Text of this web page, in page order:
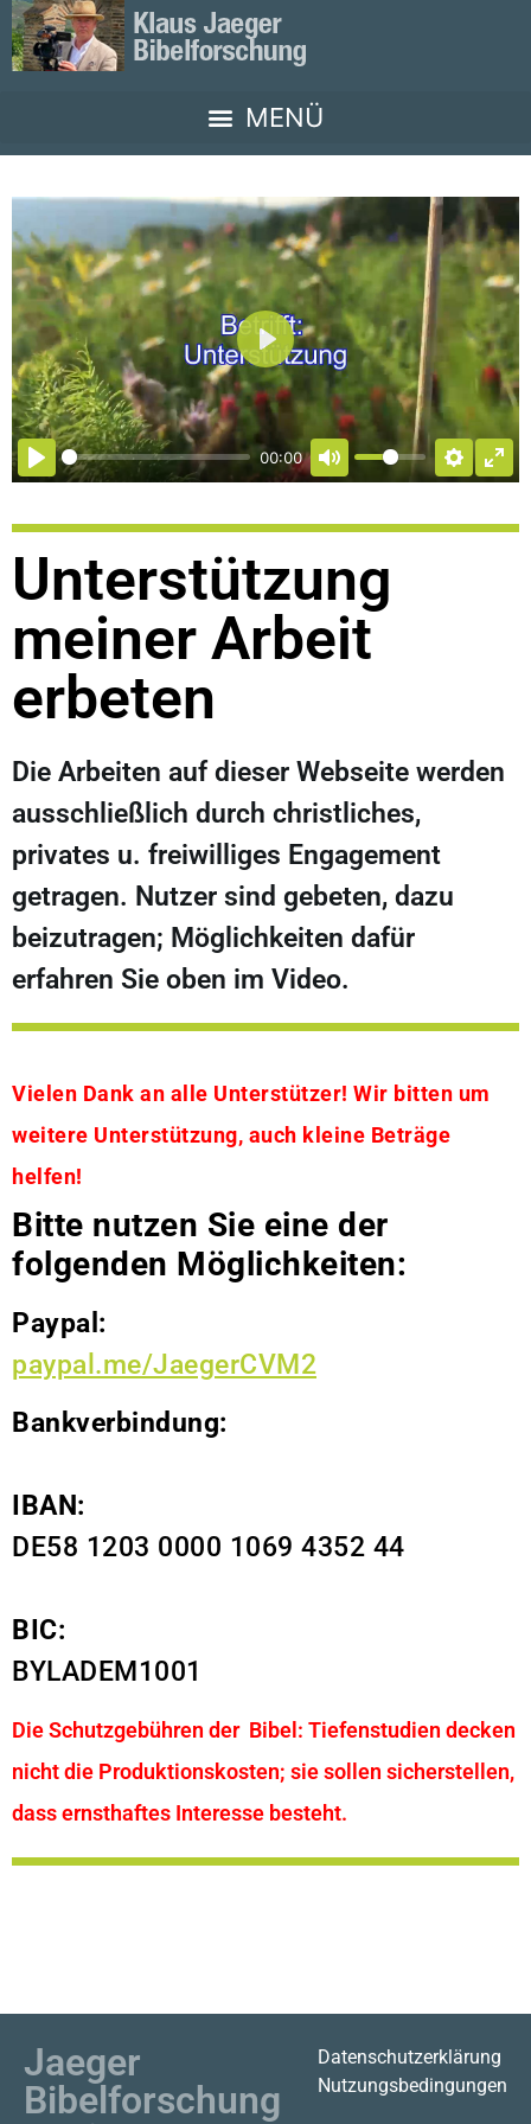
00:00
Abspielen
Unterstützung
meiner Arbeit
erbeten
Die Arbeiten auf dieser Webseite werden
ausschließlich durch christliches,
privates u. freiwilliges Engagement
getragen. Nutzer sind gebeten, dazu
beizutragen; Möglichkeiten dafür
erfahren Sie oben im Video.
Vielen Dank an alle Unterstützer! Wir bitten um
weitere Unterstützung, auch kleine Beträge
helfen!
Bitte nutzen Sie eine der
folgenden Möglichkeiten:
Paypal:
paypal.me/JaegerCVM2
Bankverbindung:
IBAN:
DE58 1203 0000 1069 4352 44
BIC:
BYLADEM1001
Die Schutzgebühren der Bibel: Tiefenstudien decken
nicht die Produktionskosten; sie sollen sicherstellen,
dass ernsthaftes Interesse besteht.
Jaeger
Bibelforschung
Datenschutzerklärung
Nutzungsbedingungen